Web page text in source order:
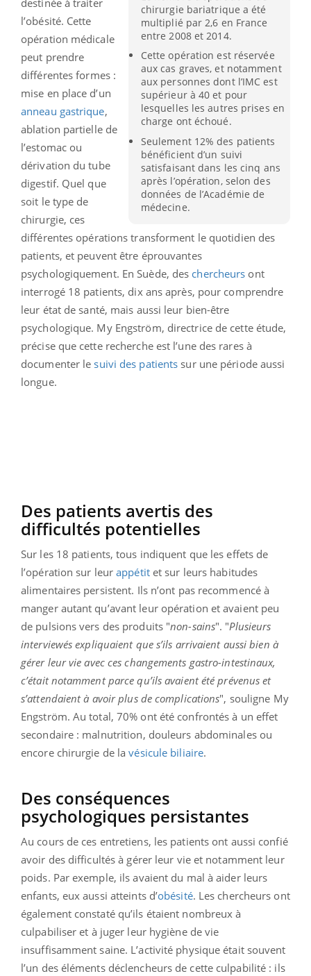
chirurgie bariatrique a été
multiplié par 2,6 en France
entre 2008 et 2014.
Cette opération est réservée
aux cas graves, et notamment
aux personnes dont l’IMC est
supérieur à 40 et pour
lesquelles les autres prises en
charge ont échoué.
Seulement 12% des patients
bénéficient d’un suivi
satisfaisant dans les cinq ans
après l’opération, selon des
données de l’Académie de
médecine.
destinée à traiter
l’obésité. Cette
opération médicale
peut prendre
différentes formes :
mise en place d’un
anneau gastrique,
ablation partielle de
l’estomac ou
dérivation du tube
digestif. Quel que
soit le type de
chirurgie, ces
différentes opérations transforment le quotidien des
patients, et peuvent être éprouvantes
psychologiquement. En Suède, des chercheurs ont
interrogé 18 patients, dix ans après, pour comprendre
leur état de santé, mais aussi leur bien-être
psychologique. My Engström, directrice de cette étude,
précise que cette recherche est l’une des rares à
documenter lesuivi des patients sur une période aussi
longue.
Des patients avertis des
difficultés potentielles
Sur les 18 patients, tous indiquent que les effets de
l’opération sur leurappétitet sur leurs habitudes
alimentaires persistent. Ils n’ont pas recommencé à
manger autant qu’avant leur opération et avaient peu
de pulsions vers des produits "non-sains". "Plusieurs
interviewés expliquaient que s’ils arrivaient aussi bien à
gérer leur vie avec ces changements gastro-intestinaux,
c’était notamment parce qu’ils avaient été prévenus et
s’attendaient à avoir plus de complications", souligne My
Engström. Au total, 70% ont été confrontés à un effet
secondaire : malnutrition, douleurs abdominales ou
encore chirurgie de lavésicule biliaire.
Des conséquences
psychologiques persistantes
Au cours de ces entretiens, les patients ont aussi confié
avoir des difficultés à gérer leur vie et notamment leur
poids. Par exemple, ils avaient du mal à aider leurs
enfants, eux aussi atteints d’obésité. Les chercheurs ont
également constaté qu’ils étaient nombreux à
culpabiliser et à juger leur hygiène de vie
insuffisamment saine. L’activité physique était souvent
l’un des éléments déclencheurs de cette culpabilité : ils